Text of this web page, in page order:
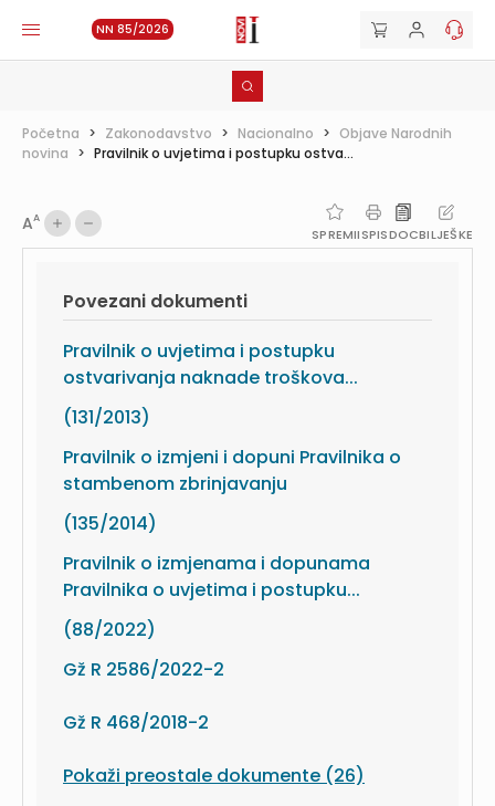
NN 85/2026
Početna > Zakonodavstvo > Nacionalno > Objave Narodnih
novina > Pravilnik o uvjetima i postupku ostva...
AA
SPREMIISPISDOCBILJEŠKE
Povezani dokumenti
Pravilnik o uvjetima i postupku
ostvarivanja naknade troškova...
(131/2013)
Pravilnik o izmjeni i dopuni Pravilnika o
stambenom zbrinjavanju
(135/2014)
Pravilnik o izmjenama i dopunama
Pravilnika o uvjetima i postupku...
(88/2022)
Gž R 2586/2022-2
Gž R 468/2018-2
Pokaži preostale dokumente (26)